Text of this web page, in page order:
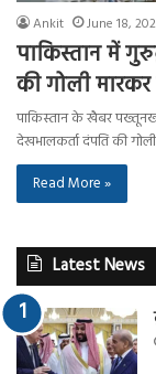
Ankit June 18,
पाकिस्तान में
की गोली मारकर
पाकिस्तान के खैबर
देखभालकर्ता दंपति की
Read More »
Latest News